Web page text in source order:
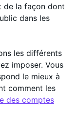
de la façon dont
dans les
les différents
imposer. Vous
le mieux à
comment les
des comptes